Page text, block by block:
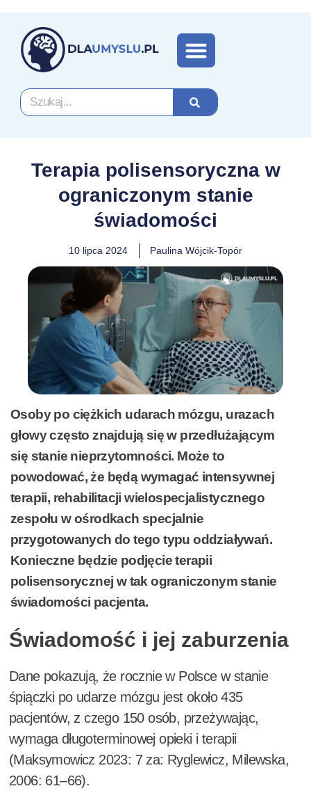
Terapia polisensoryczna w
ograniczonym stanie
świadomości
10 lipca 2024 Paulina Wójcik-Topór
Osoby po ciężkich udarach mózgu, urazach
głowy często znajdują się w przedłużającym
się stanie nieprzytomności. Może to
powodować, że będą wymagać intensywnej
terapii, rehabilitacji wielospecjalistycznego
zespołu w ośrodkach specjalnie
przygotowanych do tego typu oddziaływań.
Konieczne będzie podjęcie terapii
polisensorycznej w tak ograniczonym stanie
świadomości pacjenta.
Świadomość i jej zaburzenia
Dane pokazują, że rocznie w Polsce w stanie
śpiączki po udarze mózgu jest około 435
pacjentów, z czego 150 osób, przeżywając,
wymaga długoterminowej opieki i terapii
(Maksymowicz 2023: 7 za: Ryglewicz, Milewska,
2006: 61–66).